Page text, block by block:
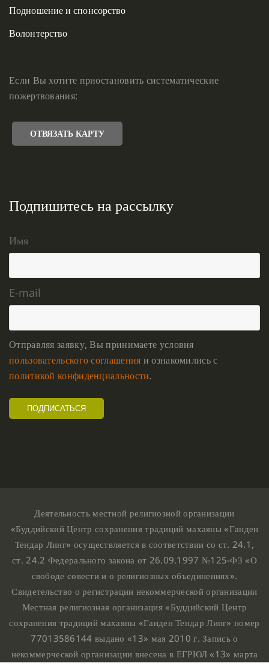
Подношение и спонсорство
Волонтерство
Если Вы хотите приостановить систематические
пожертвования:
ОТВЯЗАТЬ КАРТУ
Подпишитесь на рассылку
Имя
E-mail
Отправляя заявку, Вы принимаете условия
пользовательского соглашения и ознакомились с
политикой конфиденциальности.
Деятельность местной религиозной организации
«Буддийский Центр сохранения традиций махаяны «Ганден
Тендар Линг» осуществляется в соответствии со ст. 24.1,
ст. 24.2 Федерального закона от 26.09.1997 №125-ФЗ «О
свободе совести и о религиозных объединениях».
Свидетельство о регистрации некоммерческой организации
Местная религиозная организация «Буддийский Центр
сохранения традиций махаяны «Ганден Тендар Линг» номер
77013586144 выдано «13» мая 2010 г. Запись о
некоммерческой организации внесена в ЕГРЮЛ «13» марта